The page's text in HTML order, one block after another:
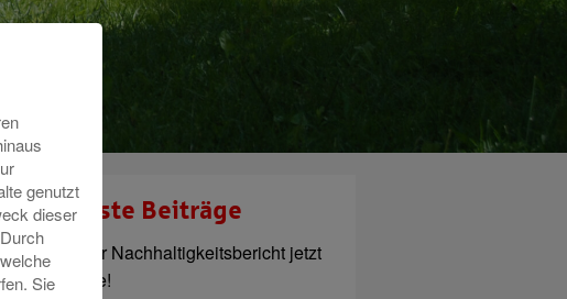
Neueste Beiträge
Neuer Nachhaltigkeitsbericht jetzt
online!
genutzt
dieser
Sie